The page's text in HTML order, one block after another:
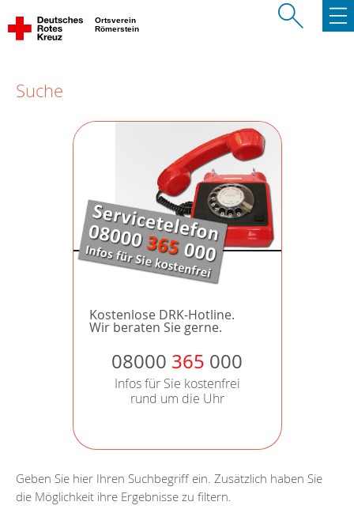
Ortsverein
Römerstein
Suche
Kostenlose DRK-Hotline.
Wir beraten Sie gerne.
08000 365 000
Infos für Sie kostenfrei
rund um die Uhr
Geben Sie hier Ihren Suchbegriff ein. Zusätzlich haben Sie
die Möglichkeit ihre Ergebnisse zu filtern.